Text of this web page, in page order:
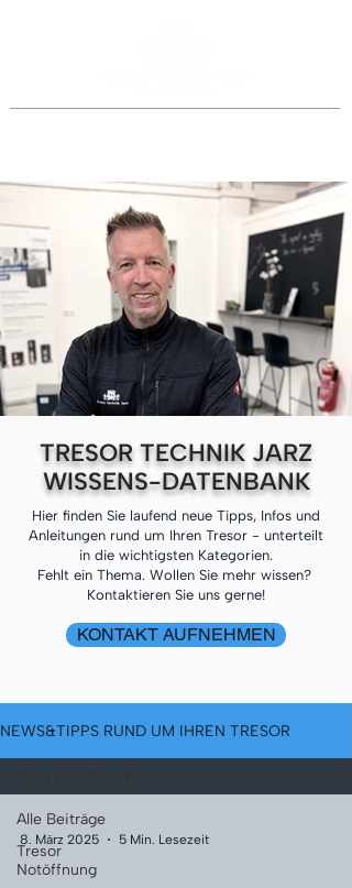
TRESOR TECHNIK JARZ
WISSENS-DATENBANK
Hier finden Sie laufend neue Tipps, Infos und
Anleitungen rund um Ihren Tresor - unterteilt
in die wichtigsten Kategorien.
Fehlt ein Thema. Wollen Sie mehr wissen?
Kontaktieren Sie uns gerne!
KONTAKT AUFNEHMEN
NEWS&TIPPS RUND UM IHREN TRESOR
Alle Beiträge
Tresor
Notöffnung
8. März 2025 5 Min. Lesezeit